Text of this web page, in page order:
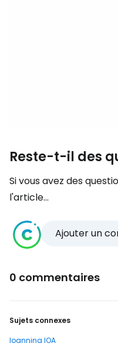
Reste-t-il des
Si vous avez des
l'article...
Ajouter un
0 commentaires
Sujets connexes
Ioannina IOA